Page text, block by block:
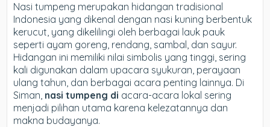
Nasi tumpeng merupakan hidangan tradisional
Indonesia yang dikenal dengan nasi kuning berbentuk
kerucut, yang dikelilingi oleh berbagai lauk pauk
seperti ayam goreng, rendang, sambal, dan sayur.
Hidangan ini memiliki nilai simbolis yang tinggi, sering
kali digunakan dalam upacara syukuran, perayaan
ulang tahun, dan berbagai acara penting lainnya. Di
Siman, nasi tumpeng di acara-acara lokal sering
menjadi pilihan utama karena kelezatannya dan
makna budayanya.